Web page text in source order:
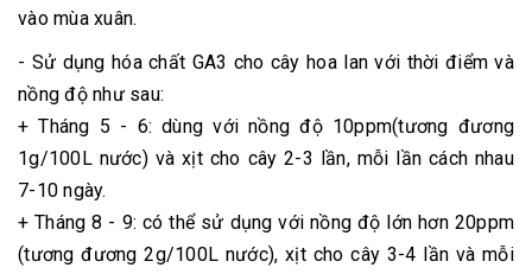
vào mùa xuân.
- Sử dụng hóa chất GA3 cho cây hoa lan với thời điểm và
nồng độ như sau:
+ Tháng 5 - 6: dùng với nồng độ 10ppm(tương đương
1g/100L nước) và xịt cho cây 2-3 lần, mỗi lần cách nhau
7-10 ngày.
+ Tháng 8 - 9: có thể sử dụng với nồng độ lớn hơn 20ppm
(tương đương 2g/100L nước), xịt cho cây 3-4 lần và mỗi